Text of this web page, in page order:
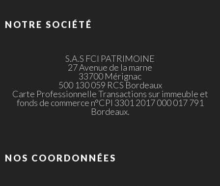
NOTRE SOCIÉTÉ
S.A.S FCI PATRIMOINE
27 Avenue de la marne
33700 Mérignac
500 130 059 RCS Bordeaux
Carte Professionnelle Transactions sur immeuble et
fonds de commerce n°CPI 3301 2017 000 017 791
Bordeaux.
NOS COORDONNÉES